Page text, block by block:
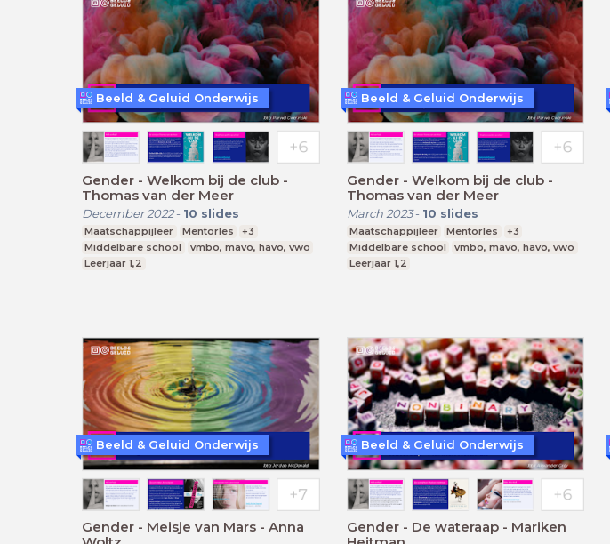
Gender - Welkom bij de club -
Thomas van der Meer
December 2022- 10 slides
Maatschappijleer Mentorles
+3
Middelbare school
vmbo, mavo, havo, vwo
Leerjaar 1,2
Beeld & Geluid Onderwijs
Gender - Welkom bij de club -
Thomas van der Meer
March 2023- 10 slides
Maatschappijleer Mentorles
+3
Middelbare school
vmbo, mavo, havo, vwo
Leerjaar 1,2
Beeld & Geluid Onderwijs
Gender - Meisje van Mars - Anna
Beeld & Geluid Onderwijs
Gender - De wateraap - Mariken
Beeld & Geluid Onderwijs